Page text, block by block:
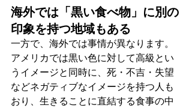
海外では「黒い食べ物」に別の
印象を持つ地域もある
一方で、海外では事情が異なります。
アメリカでは黒い色に対して高級とい
うイメージと同時に、死・不吉・失望
などネガティブなイメージを持つ人も
おり、生きることに直結する食事の中